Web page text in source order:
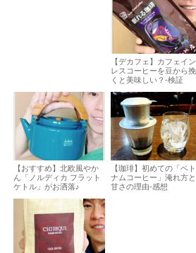
【デカフェ】カフェイン
レスコーヒーを豆から挽
くと美味しい？-検証
【おすすめ】北欧風やか
ん「ノルディカ フラット
ケトル」がお洒落♪
【珈琲】初めての「ベト
ナムコーヒー」淹れ方と
甘さの理由-感想